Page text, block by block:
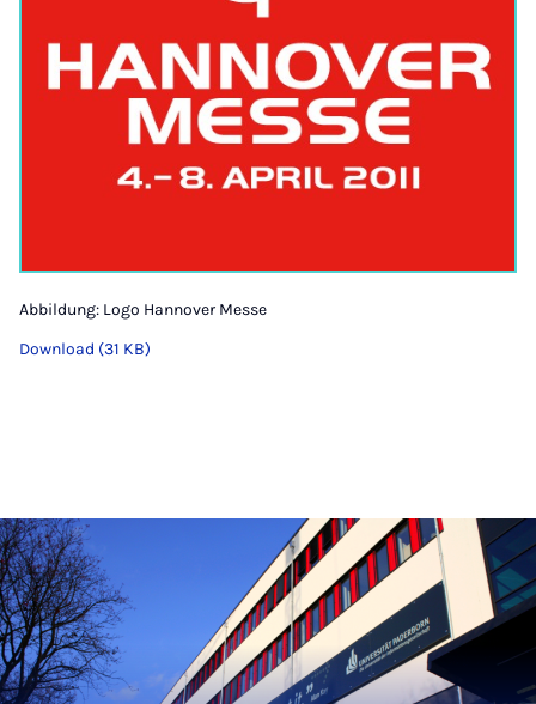
Abbildung: Logo Hannover Messe
Download (31 KB)